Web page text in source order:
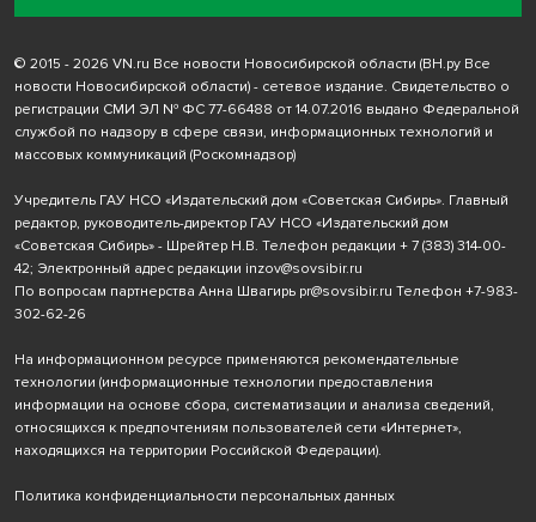
© 2015 - 2026 VN.ru Все новости Новосибирской области (ВН.ру Все
новости Новосибирской области) - сетевое издание. Свидетельство о
регистрации СМИ ЭЛ № ФС 77-66488 от 14.07.2016 выдано Федеральной
службой по надзору в сфере связи, информационных технологий и
массовых коммуникаций (Роскомнадзор)
Учредитель ГАУ НСО «Издательский дом «Советская Сибирь». Главный
редактор, руководитель-директор ГАУ НСО «Издательский дом
«Советская Сибирь» - Шрейтер Н.В. Телефон редакции + 7 (383) 314-00-
42; Электронный адрес редакции inzov@sovsibir.ru
По вопросам партнерства Анна Швагирь pr@sovsibir.ru Телефон +7-983-
302-62-26
На информационном ресурсе применяются рекомендательные
технологии (информационные технологии предоставления
информации на основе сбора, систематизации и анализа сведений,
относящихся к предпочтениям пользователей сети «Интернет»,
находящихся на территории Российской Федерации).
Политика конфиденциальности персональных данных